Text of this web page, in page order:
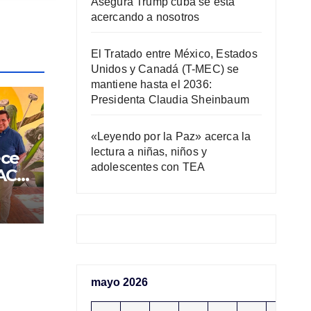
acercando a nosotros
El Tratado entre México, Estados
Unidos y Canadá (T-MEC) se
mantiene hasta el 2036:
Presidenta Claudia Sheinbaum
«Leyendo por la Paz» acerca la
lectura a niñas, niños y
adolescentes con TEA
mayo 2026